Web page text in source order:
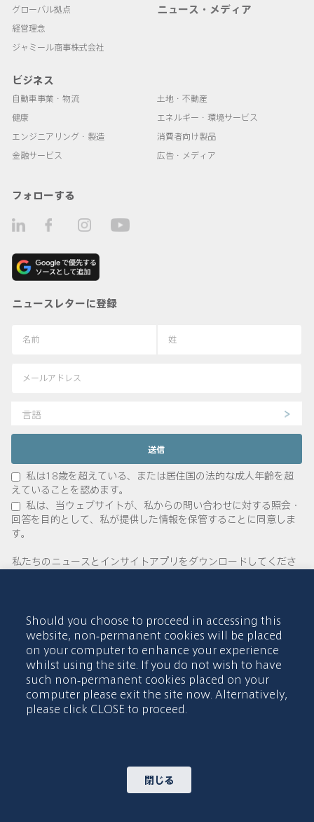
グローバル拠点
経営理念
ジャミール商事株式会社
ニュース・メディア
ビジネス
自動車事業・物流
健康
エンジニアリング・製造
金融サービス
土地・不動産
エネルギー・環境サービス
消費者向け製品
広告・メディア
フォローする
ニュースレターに登録
言語
私は18歳を超えている、または居住国の法的な成人年齢を超
えていることを認めます。
私は、当ウェブサイトが、私からの問い合わせに対する照会・
回答を目的として、私が提供した情報を保管することに同意しま
す。
私たちのニュースとインサイトアプリをダウンロードしてくださ
またはQRコードをスキャーン
of Abdul Latif Jameel IPR Company Limited.
Should you choose to proceed in accessing this
website, non-permanent cookies will be placed
on your computer to enhance your experience
whilst using the site. If you do not wish to have
such non-permanent cookies placed on your
computer please exit the site now. Alternatively,
please click CLOSE to proceed.
閉じる